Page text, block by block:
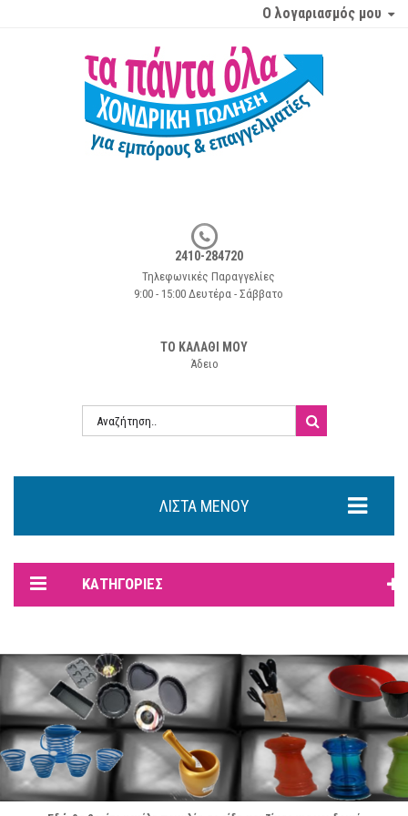
Ο λογαριασμός μου
2410-284720
Τηλεφωνικές Παραγγελίες
9:00 - 15:00 Δευτέρα - Σάββατο
ΤΟ ΚΑΛΑΘΙ ΜΟΥ
Άδειο
ΛΊΣΤΑ ΜΕΝΟΎ
ΚΑΤΗΓΟΡΊΕΣ